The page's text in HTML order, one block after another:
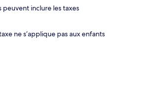
peuvent inclure les taxes
ne s’applique pas aux enfants